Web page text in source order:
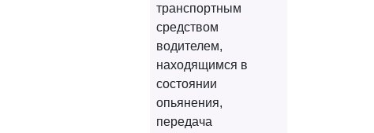
транспортным
средством
водителем,
находящимся в
состоянии
опьянения,
передача